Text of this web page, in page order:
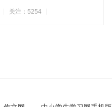
关注：5254